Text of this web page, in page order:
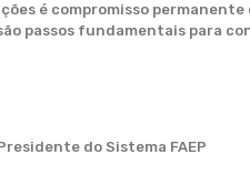
é compromisso
passos fundamentais para
do Sistema FAEP